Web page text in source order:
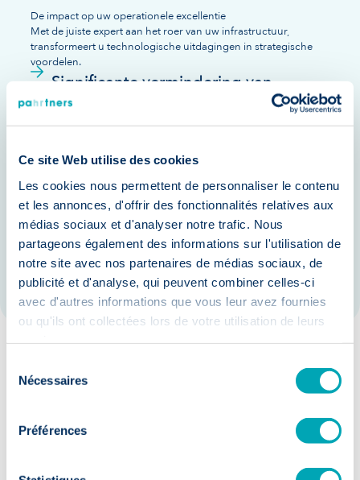
Ce site Web utilise des cookies
Les cookies nous permettent de personnaliser le contenu
et les annonces, d'offrir des fonctionnalités relatives aux
médias sociaux et d'analyser notre trafic. Nous
partageons également des informations sur l'utilisation de
notre site avec nos partenaires de médias sociaux, de
publicité et d'analyse, qui peuvent combiner celles-ci
avec d'autres informations que vous leur avez fournies
ou qu'ils ont collectées lors de votre utilisation de leurs
Nécessaires
Préférences
De impact op uw operationele excellentie
Met de juiste expert aan het roer van uw infrastructuur,
transformeert u technologische uitdagingen in strategische
voordelen.
Significante vermindering van
downtime bij kritieke lanceringen en
datatransmissie.
Schaalbare netwerkarchitecturen die
meegroeien met uw internationale
projecten.
Versterking van de innovatiekracht
door een stabiele technische basis.
Onze garanties: